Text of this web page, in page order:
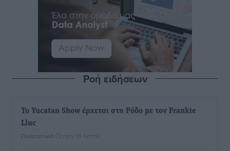
Ροή ειδήσεων
Το Yucatan Show έρχεται στη Ρόδο με τον Frankie
Lluc
Πολιτιστικά πριν 13 λεπτά